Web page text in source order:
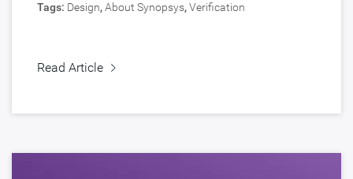
Tags: Design,About Synopsys,Verification
Read Article